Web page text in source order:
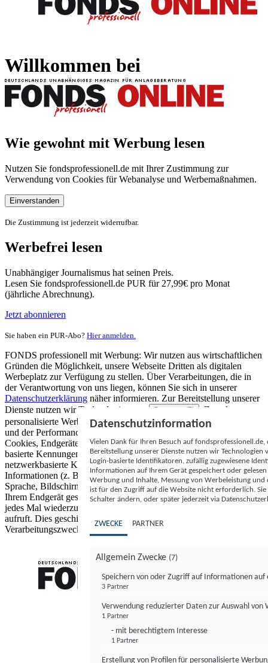
Willkommen bei
Wie gewohnt mit Werbung lesen
Nutzen Sie fondsprofessionell.de mit Ihrer Zustimmung zur
Verwendung von Cookies für Webanalyse und Werbemaßnahmen.
Einverstanden
Die Zustimmung ist jederzeit widerrufbar.
Werbefrei lesen
Unabhängiger Journalismus hat seinen Preis.
Lesen Sie fondsprofessionell.de PUR für 27,99€ pro Monat
(jährliche Abrechnung).
Jetzt abonnieren
Sie haben ein PUR-Abo? Hier anmelden.
FONDS professionell mit Werbung: Wir nutzen aus wirtschaftlichen
Gründen die Möglichkeit, unsere Webseite Dritten als digitalen
Werbeplatz zur Verfügung zu stellen. Über Verarbeitungen, die in
der Verantwortung von uns liegen, können Sie sich in unserer
Datenschutzerklärung näher informieren. Zur Bereitstellung unserer
Dienste nutzen wir Technologien von
Partnern (5)
. Zwecke:
personalisierte Werbung und Inhalte, Messung von Werbeleistung
und der Performance von Inhalten sowie Zielgruppenforschung.
Cookies, Endgeräte- oder ähnliche Online-Kennungen (z. B. login-
basierte Kennungen, zufällig generierte Kennungen,
netzwerkbasierte Kennungen) können zusammen mit anderen
Informationen (z. B. Browsertyp und Browserinformationen,
Sprache, Bildschirmgröße, unterstützte Technologien usw.) auf
Ihrem Endgerät gespeichert oder von dort ausgelesen werden, um es
jedes Mal wiederzuerkennen, wenn es eine App oder einer Webseite
aufruft. Dies geschieht für einen oder mehrere der hier aufgeführten
Verarbeitungszwecke.
Datenschutzinformation
Vielen Dank für Ihren Besuch auf
Bereitstellung unserer Dienste nutzen wir Technologien
Login-basierte Identifikatoren, zufällig zugewiesene
Informationen auf Ihrem Gerät gespeichert oder
Werbung und Inhalte, Messung von Werbeleistung
ist für den Zugriff auf die Website nicht erforderlich.
Schalter ändern, oder später jederzeit via
ZWECKE PARTNER
Allgemein Zwecke (7)
Speichern von oder Zugriff auf Informationen auf
3 Partner
Verwendung reduzierter Daten zur Auswahl von
1 Partner
- mit berechtigtem Interesse
1 Partner
Erstellung von Profilen für personalisierte
FONDS professionell